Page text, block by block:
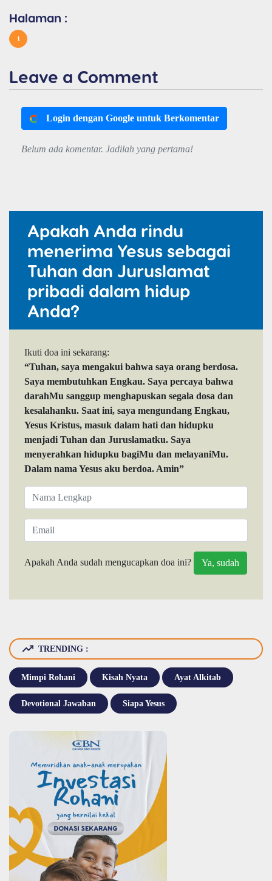
Halaman :
1
Leave a Comment
Login dengan Google untuk Berkomentar
Belum ada komentar. Jadilah yang pertama!
Apakah Anda rindu
menerima Yesus sebagai
Tuhan dan Juruslamat
pribadi dalam hidup
Anda?
Ikuti doa ini sekarang:
“Tuhan, saya mengakui bahwa saya orang berdosa.
Saya membutuhkan Engkau. Saya percaya bahwa
darahMu sanggup menghapuskan segala dosa dan
kesalahanku. Saat ini, saya mengundang Engkau,
Yesus Kristus, masuk dalam hati dan hidupku
menjadi Tuhan dan Juruslamatku. Saya
menyerahkan hidupku bagiMu dan melayaniMu.
Dalam nama Yesus aku berdoa. Amin”
Apakah Anda sudah mengucapkan doa ini?
TRENDING :
Mimpi Rohani Kisah Nyata Ayat Alkitab
Devotional Jawaban Siapa Yesus